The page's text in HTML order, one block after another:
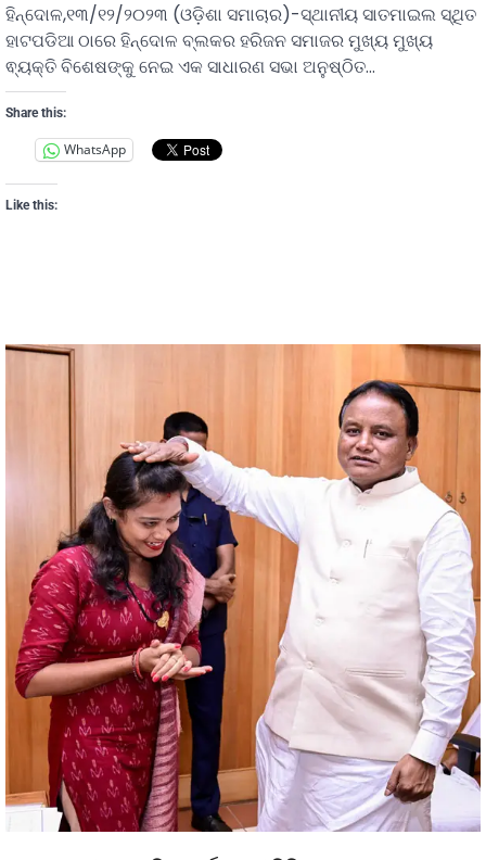
ହିନ୍ଦୋଳ,୧୩/୧୨/୨୦୨୩ (ଓଡ଼ିଶା ସମାଚାର)-ସ୍ଥାନୀୟ ସାତମାଇଲ ସ୍ଥିତ
ହାଟପଡିଆ ଠାରେ ହିନ୍ଦୋଳ ବ୍ଲକର ହରିଜନ ସମାଜର ମୁଖ୍ୟ ମୁଖ୍ୟ
ଵ୍ୟକ୍ତି ବିଶେଷଙ୍କୁ ନେଇ ଏକ ସାଧାରଣ ସଭା ଅନୁଷ୍ଠିତ…
Share this:
WhatsApp
Like this: